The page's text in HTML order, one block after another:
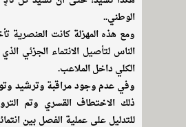
الوطني..
ومع هذه المهزلة كانت العنصرية
الناس لتأصيل الانتماء الجزئي
الكلي داخل الملاعب.
وفي عدم وجود مراقبة وترشيد
ذلك الاختطاف القسري وتم
للتدليل على عملية الفصل بين